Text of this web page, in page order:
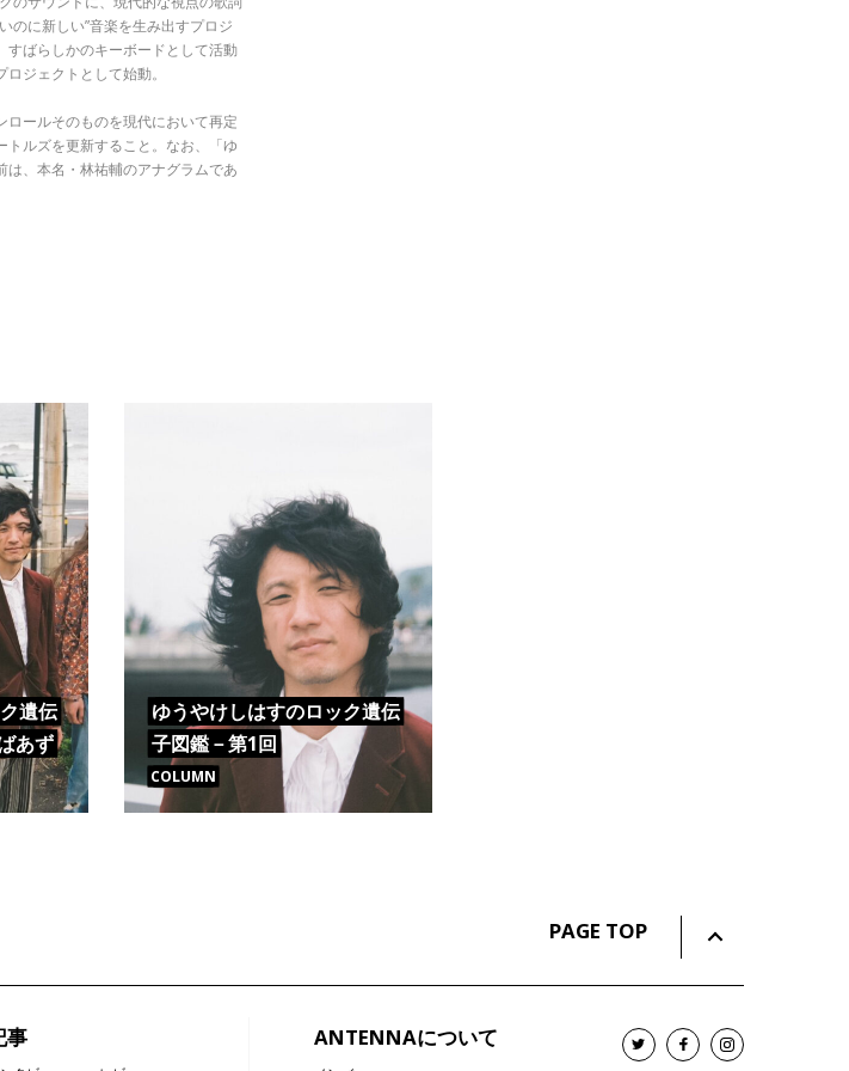
のに新しい”音楽を生み出すプロジ
すばらしかのキーボードとして活動
ジェクトとして始動。
ロールそのものを現代において再定
トルズを更新すること。なお、「ゆ
は、本名・林祐輔のアナグラムであ
遺伝
あず
ゆうやけしはすのロック遺伝
子図鑑－第1回
COLUMN
PAGE TOP
事 ANTENNAについて